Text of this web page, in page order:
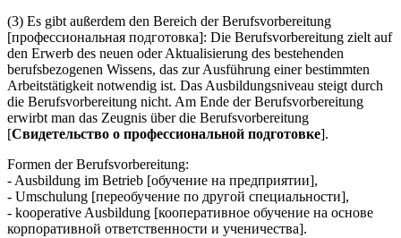
(3) Es gibt außerdem den Bereich der Berufsvorbereitung
[профессиональная подготовка]: Die Berufsvorbereitung zielt auf
den Erwerb des neuen oder Aktualisierung des bestehenden
berufsbezogenen Wissens, das zur Ausführung einer bestimmten
Arbeitstätigkeit notwendig ist. Das Ausbildungsniveau steigt durch
die Berufsvorbereitung nicht. Am Ende der Berufsvorbereitung
erwirbt man das Zeugnis über die Berufsvorbereitung
[Свидетельство о профессиональной подготовке].
Formen der Berufsvorbereitung:
- Ausbildung im Betrieb [обучение на предприятии],
- Umschulung [переобучение по другой специальности],
- kooperative Ausbildung [кооперативное обучение на основе
корпоративной ответственности и ученичества].